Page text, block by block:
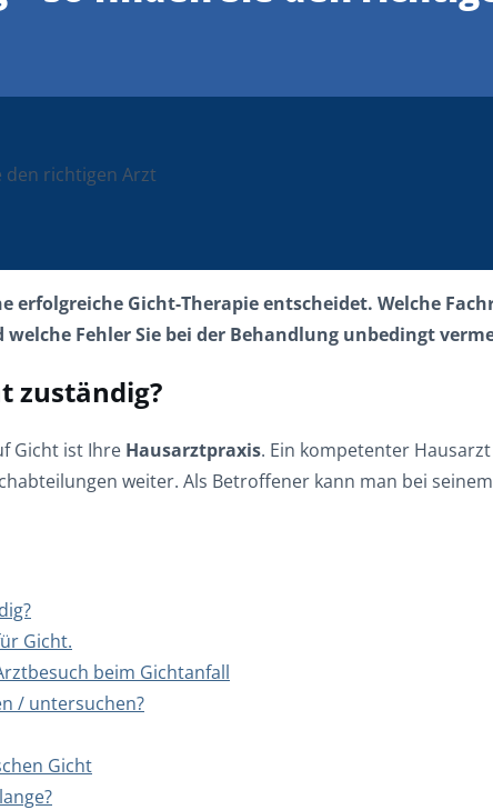
den richtigen Arzt
erfolgreiche Gicht-Therapie entscheidet. Welche
Fehler Sie bei der Behandlung unbedingt
zuständig?
Gicht ist Ihre Hausarztpraxis. Ein kompetenter
weiter. Als Betroffener kann man bei
Gicht.
beim Gichtanfall
/ untersuchen?
Gicht